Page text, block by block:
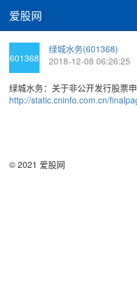
爱股网
601368
绿城水务(601368)
2018-12-08 06:26:25
绿城水务：关于非公开发行股票
http://static.cninfo.com.cn/
© 2021 爱股网